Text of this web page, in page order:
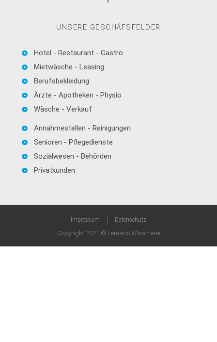
UNSERE GESCHÄFSFELDER
Hotel - Restaurant - Gastro
Mietwäsche - Leasing
Berufsbekleidung
Ärzte - Apotheken - Physio
Wäsche - Verkauf
Annahmestellen - Reinigungen
Senioren - Pflegedienste
Sozialwesen - Behörden
Privatkunden
Impressum Datenschutz
Copyright 2021 © Lemado Wäscherei